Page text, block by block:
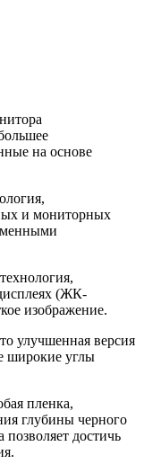
на основе
и мониторных
(ЖК-
изображение.
улучшенная версия
широкие углы
пленка,
глубины черного
достичь